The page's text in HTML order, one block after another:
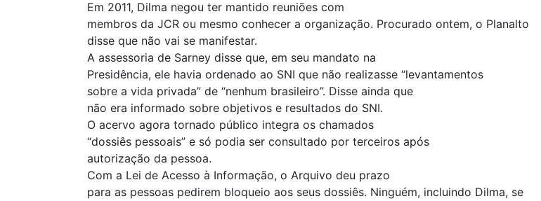
Em 2011, Dilma negou ter mantido reuniões com
membros da JCR ou mesmo conhecer a organização. Procurado ontem, o Planalto
disse que não vai se manifestar.
A assessoria de Sarney disse que, em seu mandato na
Presidência, ele havia ordenado ao SNI que não realizasse “levantamentos
sobre a vida privada” de “nenhum brasileiro”. Disse ainda que
não era informado sobre objetivos e resultados do SNI.
O acervo agora tornado público integra os chamados
“dossiês pessoais” e só podia ser consultado por terceiros após
autorização da pessoa.
Com a Lei de Acesso à Informação, o Arquivo deu prazo
para as pessoas pedirem bloqueio aos seus dossiês. Ninguém, incluindo Dilma, se